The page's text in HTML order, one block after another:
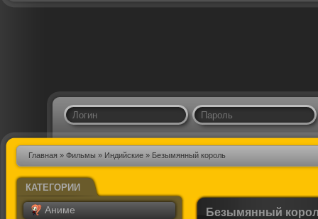
Главная » Фильмы » Индийские » Безымянный король
КАТЕГОРИИ
Аниме
Безымянный